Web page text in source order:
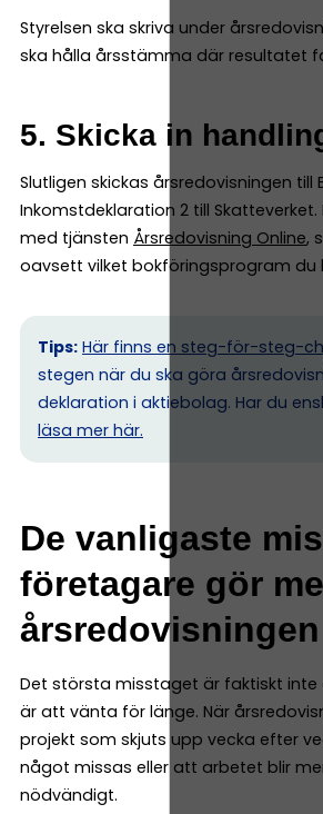
Styrelsen ska skriva under
ska hålla årsstämma där resultatet
5. Skicka in
Slutligen skickas årsredovisningen till
Inkomstdeklaration 2 till
med tjänsten Årsredovisning Online,
oavsett vilket bokföringsprogram du
Tips: Här finns en steg-för-steg-
stegen när du ska göra
deklaration i aktiebolag. Har du
läsa mer här.
De vanligaste
företagare gör
årsredovisningen
Det största misstaget är faktiskt
är att vänta för länge. När
projekt som skjuts upp vecka efter
något missas eller att arbetet blir
nödvändigt.